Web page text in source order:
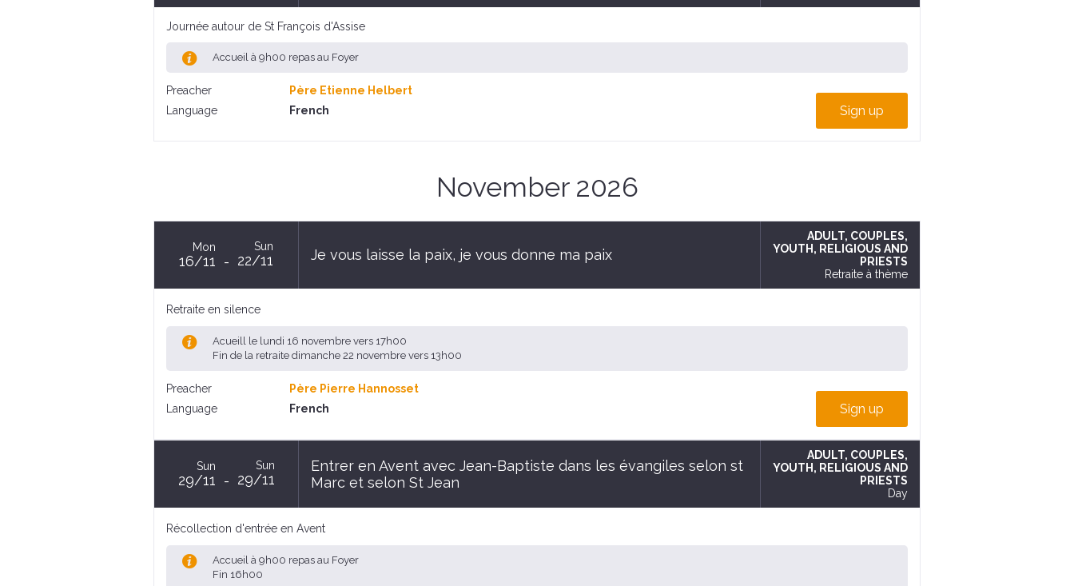
Journée autour de St François d'Assise
Accueil à 9h00 repas au Foyer
Preacher
Père Etienne Helbert
Language
French Sign up
November 2026
Mon
16/11
Sun
22/11 Je vous laisse la paix, je vous donne ma paix
ADULT, COUPLES,
YOUTH , RELIGIOUS AND
PRIESTS
Retraite à thème
Retraite en silence
Acueill le lundi 16 novembre vers 17h00
Fin de la retraite dimanche 22 novembre vers 13h00
Preacher
Père Pierre Hannosset
Language
French Sign up
Sun
29/11
Sun
29/11
Entrer en Avent avec Jean-Baptiste dans les évangiles selon st
Marc et selon St Jean
ADULT, COUPLES,
YOUTH , RELIGIOUS AND
PRIESTS
Day
Récollection d'entrée en Avent
Accueil à 9h00 repas au Foyer
Fin 16h00